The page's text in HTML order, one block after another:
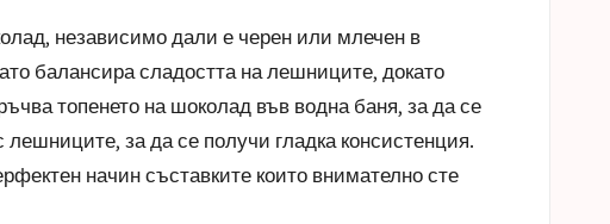
независимо дали е черен или млечен в
балансира сладостта на лешниците, докато
топенето на шоколад във водна баня, за да се
за да се получи гладка консистенция.
начин съставките които внимателно сте